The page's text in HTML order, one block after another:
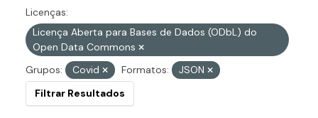
Licenças:
Licença Aberta para Bases de Dados (ODbL) do
Open Data Commons
Grupos:
Covid Formatos:
JSON
Filtrar Resultados